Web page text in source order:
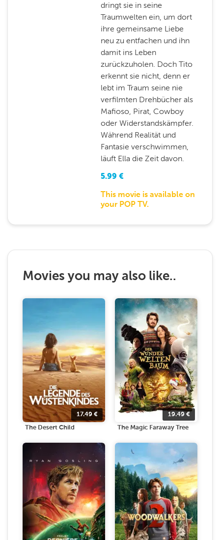
dringt sie in seine
Traumwelten ein, um dort
ihre gemeinsame Liebe
neu zu entfachen und ihn
damit ins Leben
zurückzuholen. Doch Tito
erkennt sie nicht, denn er
lebt im Traum seine nie
verfilmten Drehbücher als
Mafioso, Pirat, Cowboy
oder Widerstandskämpfer.
Während Realität und
Fantasie verschwimmen,
läuft Ella die Zeit davon.
5.99 €
This movie is available on
your POP TV.
Movies you may also like..
17.49 €
The Desert Child
19.49€
The Magic Faraway Tree